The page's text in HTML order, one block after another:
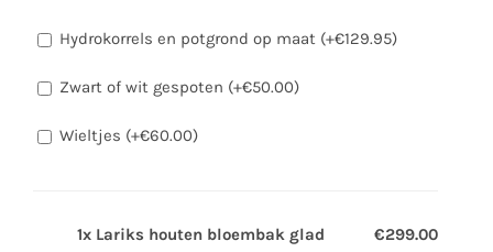
Hydrokorrels en potgrond op maat (+€129.95)
Zwart of wit gespoten (+€50.00)
Wieltjes (+€60.00)
1x Lariks houten bloembak glad
€299.00